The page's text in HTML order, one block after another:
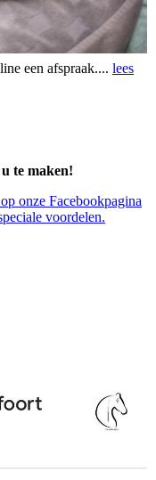
een afspraak.... lees
te maken!
onze Facebookpagina
voordelen.